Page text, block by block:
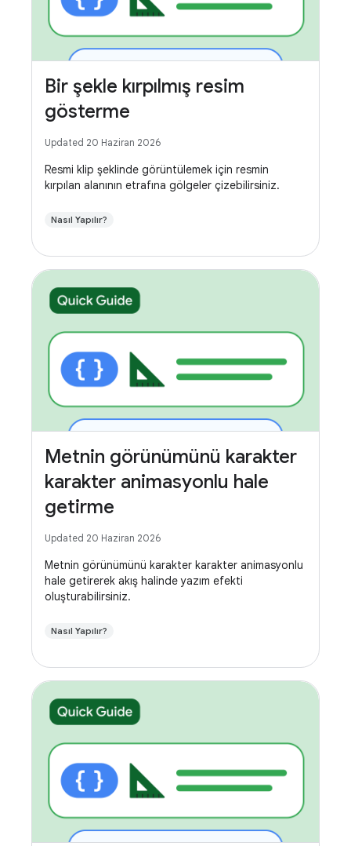
Bir şekle kırpılmış resim
gösterme
Updated 20 Haziran 2026
Resmi klip şeklinde görüntülemek için resmin
kırpılan alanının etrafına gölgeler çizebilirsiniz.
Nasıl Yapılır?
Metnin görünümünü karakter
karakter animasyonlu hale
getirme
Updated 20 Haziran 2026
Metnin görünümünü karakter karakter animasyonlu
hale getirerek akış halinde yazım efekti
oluşturabilirsiniz.
Nasıl Yapılır?